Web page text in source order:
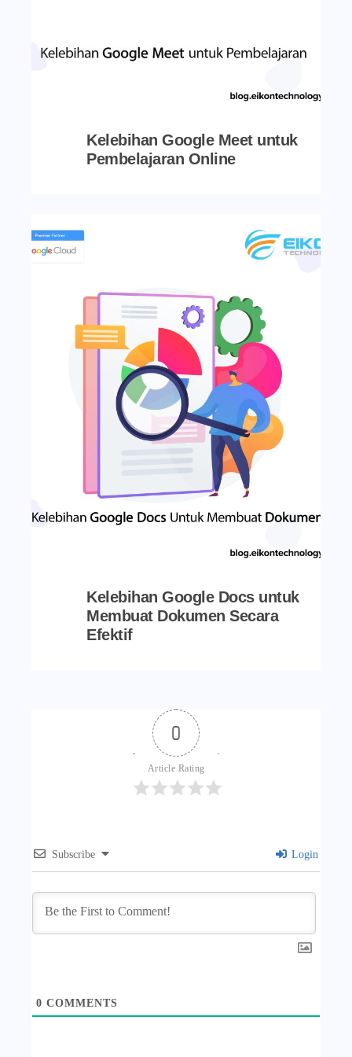
Kelebihan Google Meet untuk
Pembelajaran Online
Kelebihan Google Docs untuk
Membuat Dokumen Secara
Efektif
0
Article Rating
Subscribe Login
0 COMMENTS